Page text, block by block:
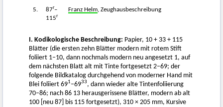
5. 87r–
115r
Franz Helm, Zeughausbeschreibung
I. Kodikologische Beschreibung: Papier, 10 + 33 + 115
Blätter (die ersten zehn Blätter modern mit rotem Stift
foliiert 1–10, dann nochmals modern neu angesetzt 1, auf
dem nächsten Blatt alt mit Tinte fortgesetzt 2–69; der
folgende Bildkatalog durchgehend von moderner Hand mit
Blei foliiert 691–6933, dann wieder alte Tintenfoliierung
70–86; nach 86 13 herausgerissene Blätter, modern ab alt
100 [neu 87] bis 115 fortgesetzt), 310 × 205 mm, Kursive